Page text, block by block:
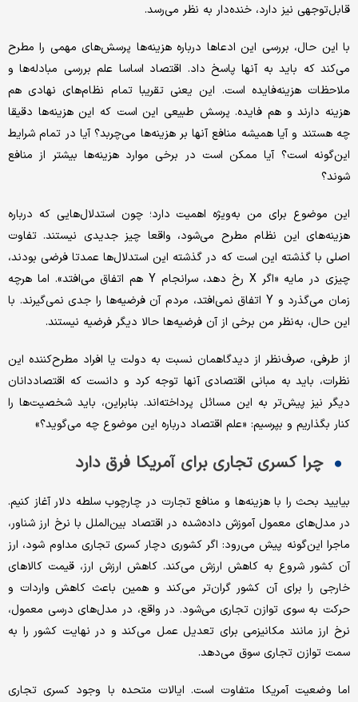
قابل‌توجهی نیز دارد، خنده‌دار به نظر می‌رسد.
با این حال، بررسی این ادعاها درباره هزینه‌ها پرسش‌های مهمی را مطرح
می‌کند که باید به آنها پاسخ داد. اقتصاد اساسا علم بررسی مبادله‌ها و
ملاحظات هزینه‌فایده است. این یعنی تقریبا تمام نظام‌های نهادی هم
هزینه دارند و هم فایده. پرسش طبیعی این است که این هزینه‌ها دقیقا
چه هستند و آیا همیشه منافع آنها بر هزینه‌ها می‌چربد؟ آیا در تمام شرایط
این‌گونه است؟ آیا ممکن است در برخی موارد هزینه‌ها بیشتر از منافع
شوند؟
این موضوع برای من به‌ویژه اهمیت دارد؛ چون استدلال‌هایی که درباره
هزینه‌های این نظام مطرح می‌شود، واقعا چیز جدیدی نیستند. تفاوت
اصلی با گذشته این است که در گذشته این استدلال‌ها عمدتا فرضی بودند،
چیزی در مایه «اگر X رخ دهد، سرانجام Y هم اتفاق می‌افتد». اما هرچه
زمان می‌گذرد و Y اتفاق نمی‌افتد، مردم آن فرضیه‌ها را جدی نمی‌گیرند. با
این حال، به‌نظر من برخی از آن فرضیه‌ها حالا دیگر فرضیه نیستند.
از طرفی، صرف‌نظر از دیدگاهمان نسبت به دولت یا افراد مطرح‌کننده این
نظرات، باید به مبانی اقتصادی آنها توجه کرد و دانست که اقتصاددانان
دیگر نیز پیش‌تر به این مسائل پرداخته‌اند. بنابراین، باید شخصیت‌ها را
کنار بگذاریم و بپرسیم: «علم اقتصاد درباره این موضوع چه می‌گوید؟»
چرا کسری تجاری برای آمریکا فرق دارد
بیایید بحث را با هزینه‌ها و منافع تجارت در چارچوب سلطه دلار آغاز کنیم.
در مدل‌های معمول آموزش داده‌شده در اقتصاد بین‌الملل با نرخ ارز شناور،
ماجرا این‌گونه پیش می‌رود: اگر کشوری دچار کسری تجاری مداوم شود، ارز
آن کشور شروع به کاهش ارزش می‌کند. کاهش ارزش ارز، قیمت کالاهای
خارجی را برای آن کشور گران‌تر می‌کند و همین باعث کاهش واردات و
حرکت به سوی توازن تجاری می‌شود. در واقع، در مدل‌های درسی معمول،
نرخ ارز مانند مکانیزمی برای تعدیل عمل می‌کند و در نهایت کشور را به
سمت توازن تجاری سوق می‌دهد.
اما وضعیت آمریکا متفاوت است. ایالات متحده با وجود کسری تجاری